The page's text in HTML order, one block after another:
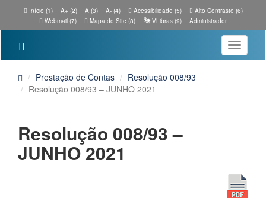
Início (1) A+ (2) A (3) A- (4) Acessibilidade (5)
Alto Contraste (6)
Webmail (7)
Mapa do Site (8) VLibras (9) Administrador
Toggle
Prestação de Contas
Resolução 008/93
Resolução 008/93 – JUNHO 2021
Resolução 008/93 –
JUNHO 2021